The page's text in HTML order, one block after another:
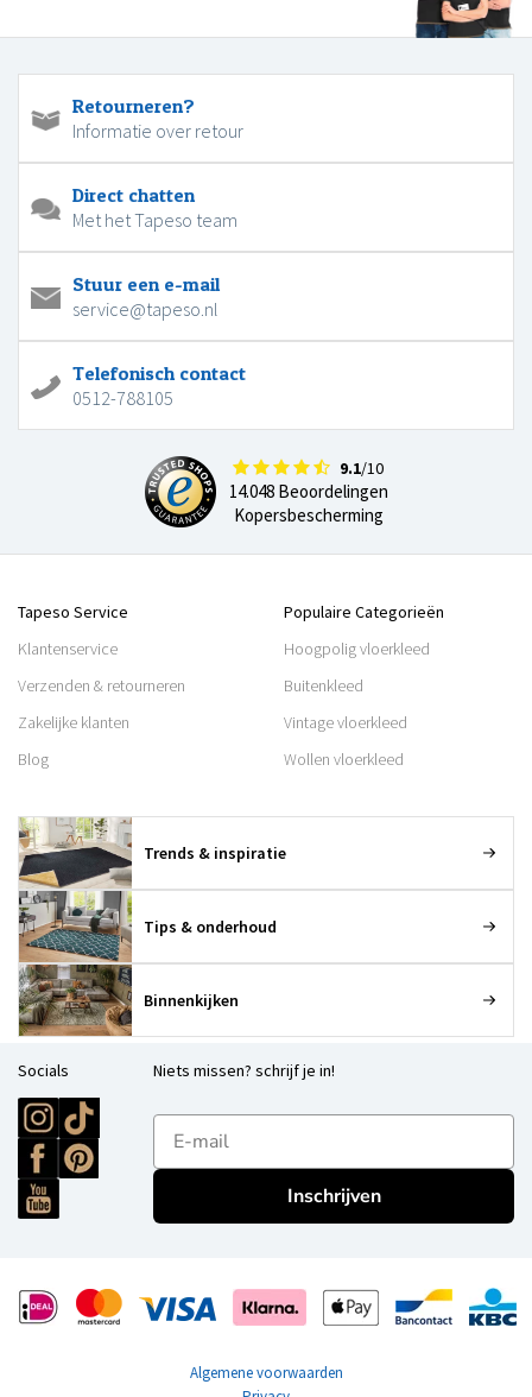
Retourneren?
Informatie over retour
Direct chatten
Met het Tapeso team
Stuur een e-mail
service@tapeso.nl
Telefonisch contact
0512-788105
9.1/10
14.048 Beoordelingen
Kopersbescherming
Tapeso Service
Klantenservice
Verzenden & retourneren
Zakelijke klanten
Blog
Populaire Categorieën
Hoogpolig vloerkleed
Buitenkleed
Vintage vloerkleed
Wollen vloerkleed
Trends & inspiratie
Tips & onderhoud
Binnenkijken
Socials Niets missen? schrijf je in!
E-mailadres
Inschrijven
Algemene voorwaarden